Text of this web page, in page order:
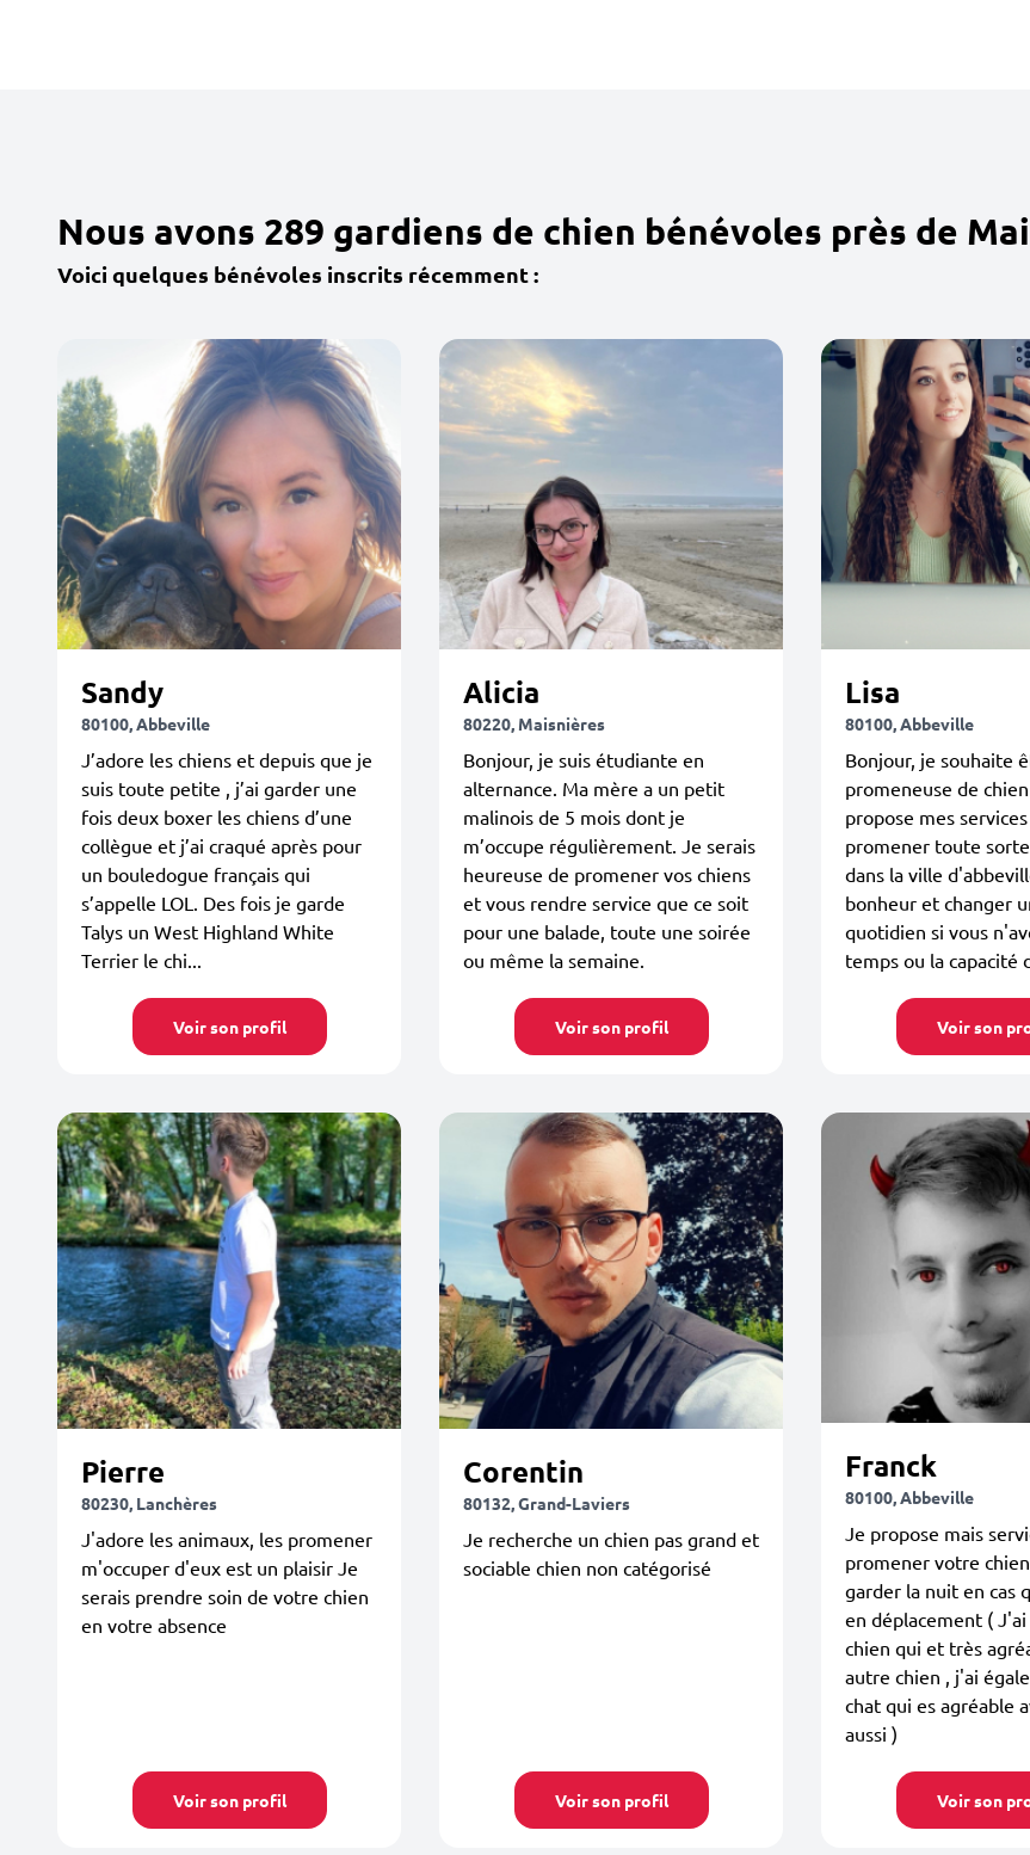
Nous avons 289 gardiens de chien bénévoles près de
Voici quelques bénévoles inscrits récemment :
Sandy
80100, Abbeville
J’adore les chiens et depuis que je
suis toute petite , j’ai garder une
fois deux boxer les chiens d’une
collègue et j’ai craqué après pour
un bouledogue français qui
s’appelle LOL. Des fois je garde
Talys un West Highland White
Terrier le chi...
Voir son profil
Alicia
80220, Maisnières
Bonjour, je suis étudiante en
alternance. Ma mère a un petit
malinois de 5 mois dont je
m’occupe régulièrement. Je serais
heureuse de promener vos chiens
et vous rendre service que ce soit
pour une balade, toute une soirée
ou même la semaine.
Voir son profil
Lisa
80100, Abbeville
Bonjour, je souhaite
promeneuse de
propose mes
promener toute
dans la ville
bonheur et changer
quotidien si vous
temps ou la capacité
Voir son
Pierre
80230, Lanchères
J'adore les animaux, les promener
m'occuper d'eux est un plaisir Je
serais prendre soin de votre chien
en votre absence
Voir son profil
Corentin
80132, Grand-Laviers
Je recherche un chien pas grand et
sociable chien non catégorisé
Voir son profil
Franck
80100, Abbeville
Je propose mais
promener votre
garder la nuit en cas
en déplacement ( J'ai
chien qui et très
autre chien , j'ai
chat qui es agréable
aussi )
Voir son